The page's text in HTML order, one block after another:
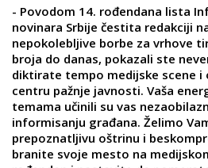
- Povodom 14. rođendana lista
novinara Srbije čestita redakciji
nepokolebljive borbe za vrhove
broja do danas, pokazali ste
diktirate tempo medijske scene i
centru pažnje javnosti. Vaša
temama učinili su vas
informisanju građana. Želimo
prepoznatljivu oštrinu i
branite svoje mesto na